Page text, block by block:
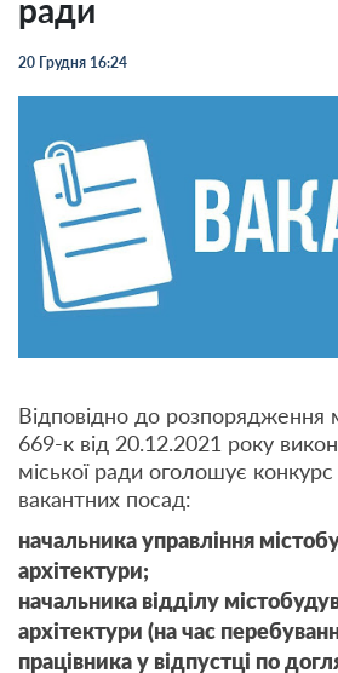
ради
20 Грудня 16:24
Відповідно до розпорядження
669-к від 20.12.2021 року
міської ради оголошує
вакантних посад:
начальника управління
архітектури;
начальника відділу
архітектури (на час
працівника у відпустці по